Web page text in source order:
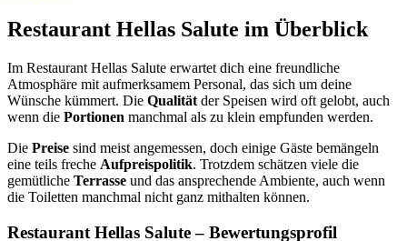
Restaurant Hellas Salute im Überblick
Im Restaurant Hellas Salute erwartet dich eine freundliche
Atmosphäre mit aufmerksamem Personal, das sich um deine
Wünsche kümmert. Die Qualität der Speisen wird oft gelobt, auch
wenn die Portionen manchmal als zu klein empfunden werden.
Die Preise sind meist angemessen, doch einige Gäste bemängeln
eine teils freche Aufpreispolitik. Trotzdem schätzen viele die
gemütliche Terrasse und das ansprechende Ambiente, auch wenn
die Toiletten manchmal nicht ganz mithalten können.
Restaurant Hellas Salute– Bewertungsprofil